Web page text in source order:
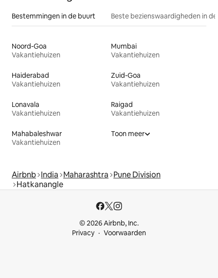
Bestemmingen in de buurt Beste bezienswaardigheden in
Noord-Goa
Vakantiehuizen
Mumbai
Vakantiehuizen
Haiderabad
Vakantiehuizen
Zuid-Goa
Vakantiehuizen
Lonavala
Vakantiehuizen
Raigad
Vakantiehuizen
Mahabaleshwar
Vakantiehuizen
Toon meer
Airbnb India Maharashtra Pune Division
Hatkanangle
© 2026 Airbnb, Inc.
Privacy
Voorwaarden